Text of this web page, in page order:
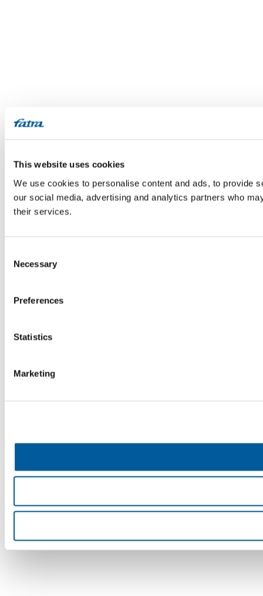
This website uses cookies
We use cookies to personalise content and ads, to provide
our social media, advertising and analytics partners who
their services.
Selection
Necessary
Preferences
Statistics
Marketing